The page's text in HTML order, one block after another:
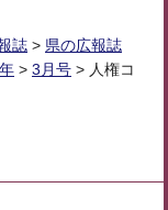
誌 > 県の広報誌
> 3月号 > 人権コ